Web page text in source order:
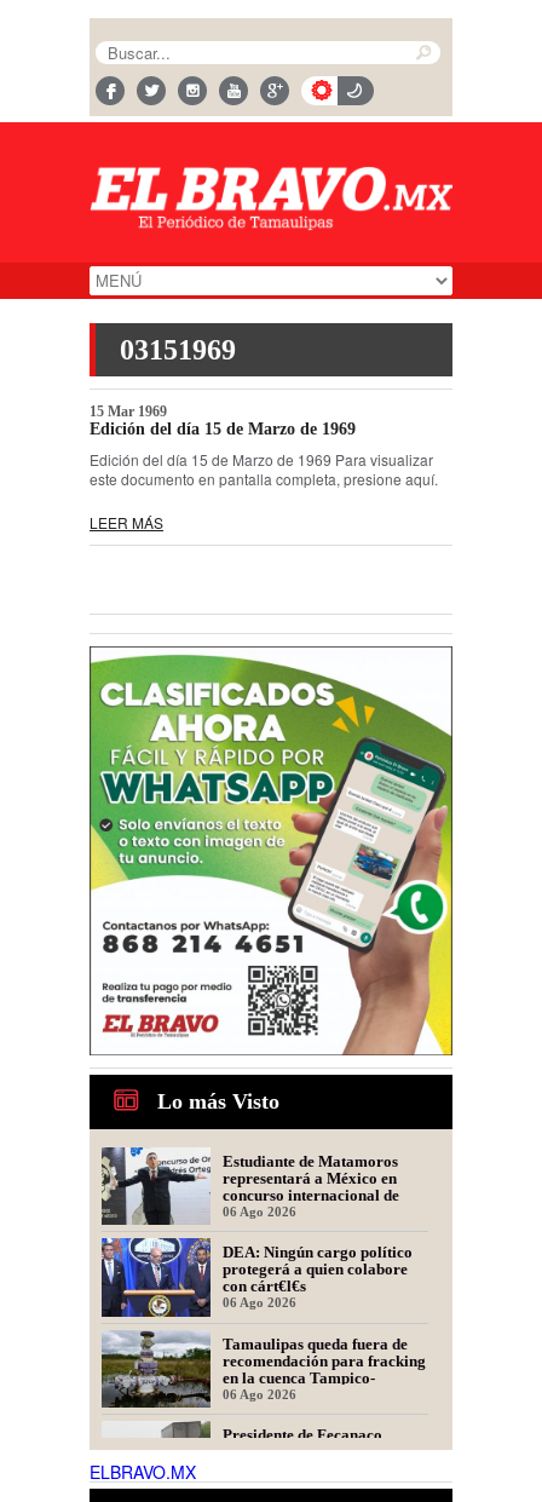
03151969
15 Mar 1969
Edición del día 15 de Marzo de 1969
Edición del día 15 de Marzo de 1969 Para visualizar
este documento en pantalla completa, presione aquí.
LEER MÁS
Lo más Visto
Estudiante de Matamoros
representará a México en
concurso internacional de
oratoria en Perú
06 Ago 2026
DEA: Ningún cargo político
protegerá a quien colabore
con cárt€l€s
06 Ago 2026
Tamaulipas queda fuera de
recomendación para fracking
en la cuenca Tampico-
Misantla, informa comité
científico
06 Ago 2026
Presidente de Fecanaco
cuestiona retenes en
afirma que generan molestias
06 Ago 2026
ELBRAVO.MX